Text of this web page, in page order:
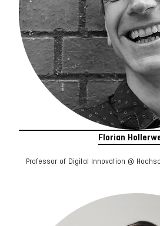
Florian
Professor of Digital Innovation @